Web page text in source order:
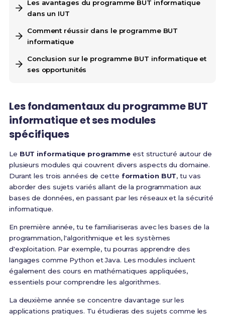
Les avantages du programme BUT informatique
dans un IUT
Comment réussir dans le programme BUT
informatique
Conclusion sur le programme BUT informatique et
ses opportunités
Les fondamentaux du programme BUT
informatique et ses modules
spécifiques
Le BUT informatique programme est structuré autour de
plusieurs modules qui couvrent divers aspects du domaine.
Durant les trois années de cette formation BUT, tu vas
aborder des sujets variés allant de la programmation aux
bases de données, en passant par les réseaux et la sécurité
informatique.
En première année, tu te familiariseras avec les bases de la
programmation, l'algorithmique et les systèmes
d'exploitation. Par exemple, tu pourras apprendre des
langages comme Python et Java. Les modules incluent
également des cours en mathématiques appliquées,
essentiels pour comprendre les algorithmes.
La deuxième année se concentre davantage sur les
applications pratiques. Tu étudieras des sujets comme les